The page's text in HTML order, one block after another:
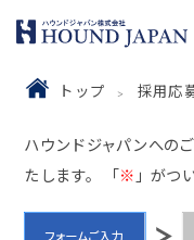
トップ 採用応
ハウンドジャパンへの
たします。 「※ 」がつ